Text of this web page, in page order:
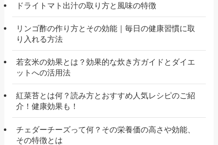
ドライトマト出汁の取り方と風味の特徴
リンゴ酢の作り方とその効能｜毎日の健康習慣に取
り入れる方法
若玄米の効果とは？効果的な炊き方ガイドとダイエ
ットへの活用法
紅菜苔とは何？読み方とおすすめ人気レシピのご紹
介！健康効果も！
チェダーチーズって何？その栄養価の高さや効能、
その特徴とは